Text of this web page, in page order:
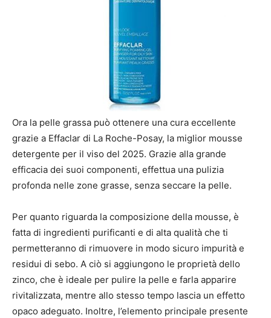
Ora la pelle grassa può ottenere una cura eccellente
grazie a Effaclar di La Roche-Posay, la miglior mousse
detergente per il viso del 2025. Grazie alla grande
efficacia dei suoi componenti, effettua una pulizia
profonda nelle zone grasse, senza seccare la pelle.
Per quanto riguarda la composizione della mousse, è
fatta di ingredienti purificanti e di alta qualità che ti
permetteranno di rimuovere in modo sicuro impurità e
residui di sebo. A ciò si aggiungono le proprietà dello
zinco, che è ideale per pulire la pelle e farla apparire
rivitalizzata, mentre allo stesso tempo lascia un effetto
opaco adeguato. Inoltre, l’elemento principale presente